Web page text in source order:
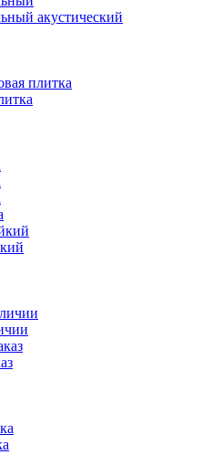
акустический
плитка